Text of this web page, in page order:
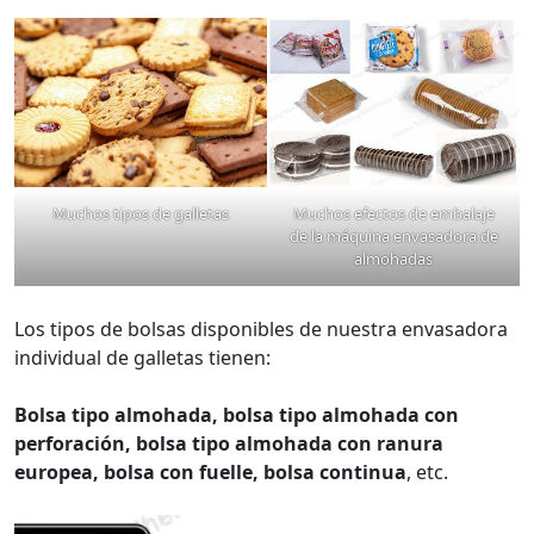
Muchos tipos de galletas
Muchos efectos de embalaje
de la máquina envasadora de
almohadas
Los tipos de bolsas disponibles de nuestra envasadora
individual de galletas tienen:
Bolsa tipo almohada, bolsa tipo almohada con
perforación, bolsa tipo almohada con ranura
europea, bolsa con fuelle, bolsa continua, etc.